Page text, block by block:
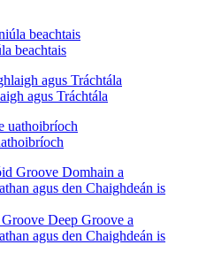
beachtais
agus Tráchtála
Deep Groove a
agus den Chaighdeán is